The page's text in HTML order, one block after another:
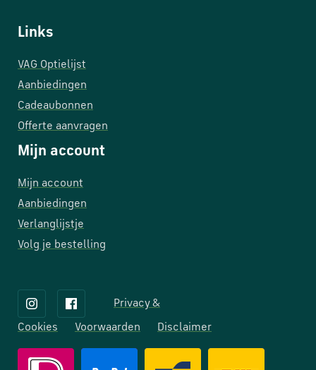
Links
VAG Optielijst
Aanbiedingen
Cadeaubonnen
Offerte aanvragen
Mijn account
Mijn account
Aanbiedingen
Verlanglijstje
Volg je bestelling
Privacy &
Cookies Voorwaarden Disclaimer